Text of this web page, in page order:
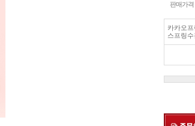
판매가격
카카오
스프링수